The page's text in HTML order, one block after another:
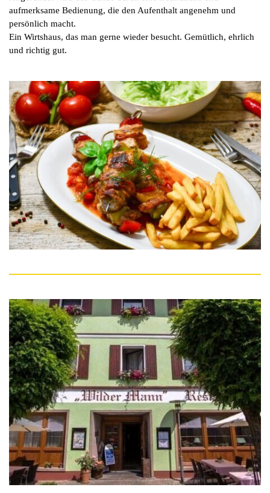
aufmerksame Bedienung, die den Aufenthalt angenehm und
persönlich macht.
Ein Wirtshaus, das man gerne wieder besucht. Gemütlich, ehrlich
und richtig gut.